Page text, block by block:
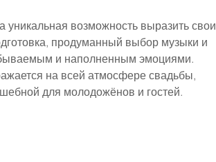
возможность выразить свои
продуманный выбор музыки и
и наполненным эмоциями.
на всей атмосфере свадьбы,
для молодожёнов и гостей.